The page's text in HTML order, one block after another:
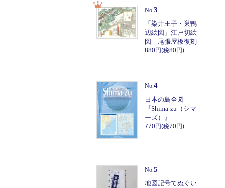
No. 3
「染井王子・巣鴨
辺絵図」江戸切絵
図 尾張屋板復刻
880円(税80円)
No.4
日本の島全図
『Shima-zu（シマ
ーズ）』
770円(税70円)
No.5
地図記号てぬぐい